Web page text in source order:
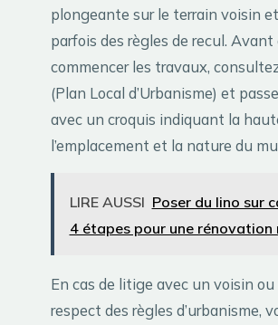
plongeante sur le terrain voisin
parfois des règles de recul. Avant
commencer les travaux,
(Plan Local d’Urbanisme) et
avec un croquis indiquant la
l’emplacement et la nature du
LIRE AUSSI Poser du lino sur
4 étapes pour une rénovation
En cas de litige avec un voisin
respect des règles d’urbanisme,